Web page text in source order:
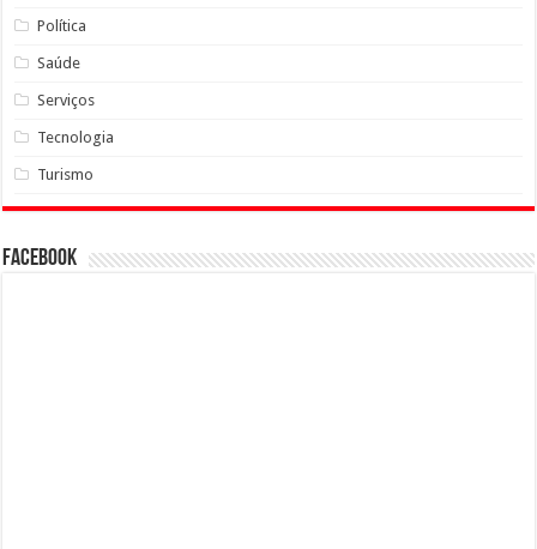
Política
Saúde
Serviços
Tecnologia
Turismo
Facebook